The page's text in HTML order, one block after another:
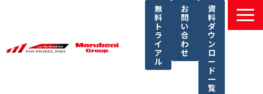
無
料
ト
ラ
イ
ア
ル
お
問
い
合
わ
せ
資
料
ダ
ウ
ン
ロ
ー
ド
一
覧